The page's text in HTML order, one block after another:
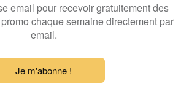
email pour recevoir gratuitement des
chaque semaine directement par
email.
Je m'abonne !